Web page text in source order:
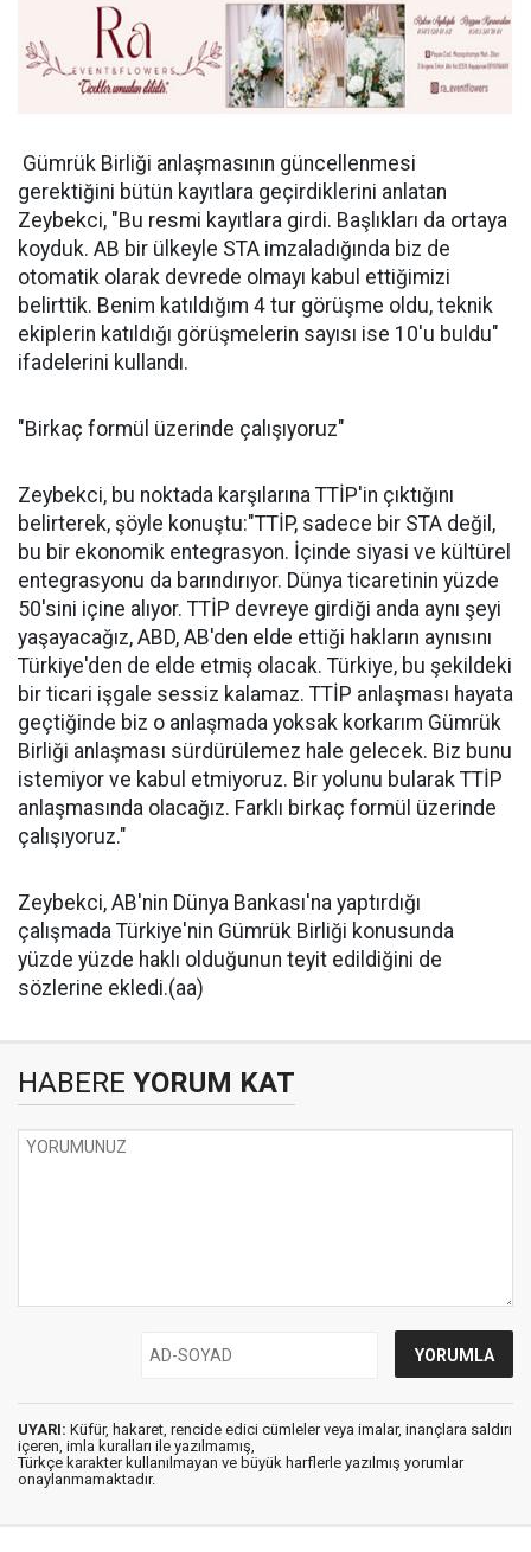
Gümrük Birliği anlaşmasının güncellenmesi
gerektiğini bütün kayıtlara geçirdiklerini anlatan
Zeybekci, "Bu resmi kayıtlara girdi. Başlıkları da ortaya
koyduk. AB bir ülkeyle STA imzaladığında biz de
otomatik olarak devrede olmayı kabul ettiğimizi
belirttik. Benim katıldığım 4 tur görüşme oldu, teknik
ekiplerin katıldığı görüşmelerin sayısı ise 10'u buldu"
ifadelerini kullandı.
"Birkaç formül üzerinde çalışıyoruz"
Zeybekci, bu noktada karşılarına TTİP'in çıktığını
belirterek, şöyle konuştu:"TTİP, sadece bir STA değil,
bu bir ekonomik entegrasyon. İçinde siyasi ve kültürel
entegrasyonu da barındırıyor. Dünya ticaretinin yüzde
50'sini içine alıyor. TTİP devreye girdiği anda aynı şeyi
yaşayacağız, ABD, AB'den elde ettiği hakların aynısını
Türkiye'den de elde etmiş olacak. Türkiye, bu şekildeki
bir ticari işgale sessiz kalamaz. TTİP anlaşması hayata
geçtiğinde biz o anlaşmada yoksak korkarım Gümrük
Birliği anlaşması sürdürülemez hale gelecek. Biz bunu
istemiyor ve kabul etmiyoruz. Bir yolunu bularak TTİP
anlaşmasında olacağız. Farklı birkaç formül üzerinde
çalışıyoruz."
Zeybekci, AB'nin Dünya Bankası'na yaptırdığı
çalışmada Türkiye'nin Gümrük Birliği konusunda
yüzde yüzde haklı olduğunun teyit edildiğini de
sözlerine ekledi.(aa)
HABERE YORUM KAT
UYARI: Küfür, hakaret, rencide edici cümleler veya imalar, inançlara saldırı
içeren, imla kuralları ile yazılmamış,
Türkçe karakter kullanılmayan ve büyük harflerle yazılmış yorumlar
onaylanmamaktadır.